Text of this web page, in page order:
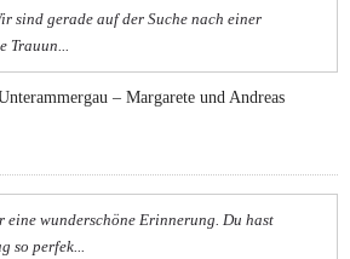
sind gerade auf der Suche nach einer
– Margarete und Andreas
eine wunderschöne Erinnerung. Du hast
so perfek...